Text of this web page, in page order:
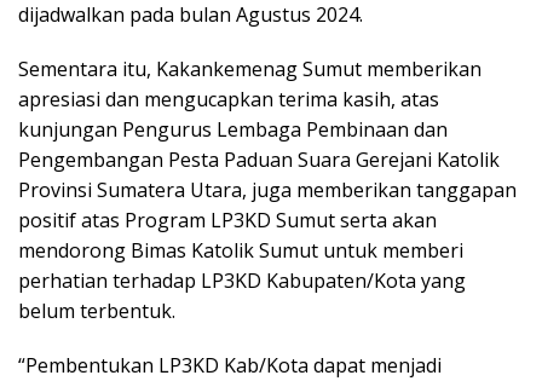
dijadwalkan pada bulan Agustus 2024.
Sementara itu, Kakankemenag Sumut memberikan
apresiasi dan mengucapkan terima kasih, atas
kunjungan Pengurus Lembaga Pembinaan dan
Pengembangan Pesta Paduan Suara Gerejani Katolik
Provinsi Sumatera Utara, juga memberikan tanggapan
positif atas Program LP3KD Sumut serta akan
mendorong Bimas Katolik Sumut untuk memberi
perhatian terhadap LP3KD Kabupaten/Kota yang
belum terbentuk.
“Pembentukan LP3KD Kab/Kota dapat menjadi